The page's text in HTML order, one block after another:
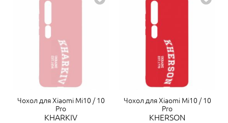
Чохол для Xiaomi Mi10 / 10
Pro
KHARKIV
Чохол для Xiaomi Mi10 / 10
Pro
KHERSON